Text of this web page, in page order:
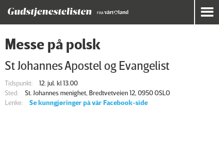
Messe på polsk
St Johannes Apostel og Evangelist
Tidspunkt:
12. jul. kl 13.00
Sted:
St. Johannes menighet, Bredtvetveien 12, 0950 OSLO
Lenke:
Se kunngjøringer på vår Facebook-side